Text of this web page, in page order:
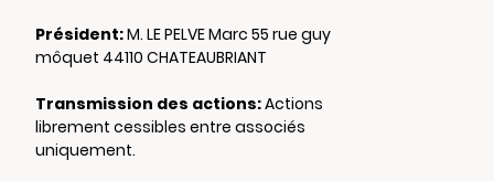
Président:M. LE PELVE Marc 55 rue guy
môquet 44110 CHATEAUBRIANT
Transmission des actions:Actions
librement cessibles entre associés
uniquement.